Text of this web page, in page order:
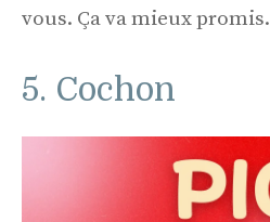
vous. Ça va mieux promis.
5. Cochon